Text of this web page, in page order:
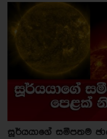
සූර්යයාගේ සමීපතම